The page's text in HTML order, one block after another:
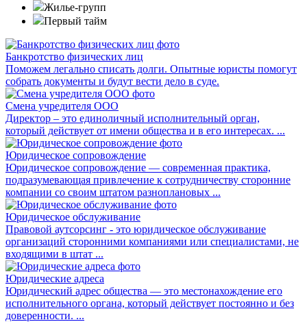
Жилье-групп
Первый тайм
Банкротство физических лиц
Поможем легально списать долги. Опытные юристы помогут
собрать документы и будут вести дело в суде.
Смена учредителя ООО
Директор – это единоличный исполнительный орган,
который действует от имени общества и в его интересах. ...
Юридическое сопровождение
Юридическое сопровождение — современная практика,
подразумевающая привлечение к сотрудничеству сторонние
компании со своим штатом разноплановых ...
Юридическое обслуживание
Правовой аутсорсинг - это юридическое обслуживание
организаций сторонними компаниями или специалистами, не
входящими в штат ...
Юридические адреса
Юридический адрес общества — это местонахождение его
исполнительного органа, который действует постоянно и без
доверенности. ...